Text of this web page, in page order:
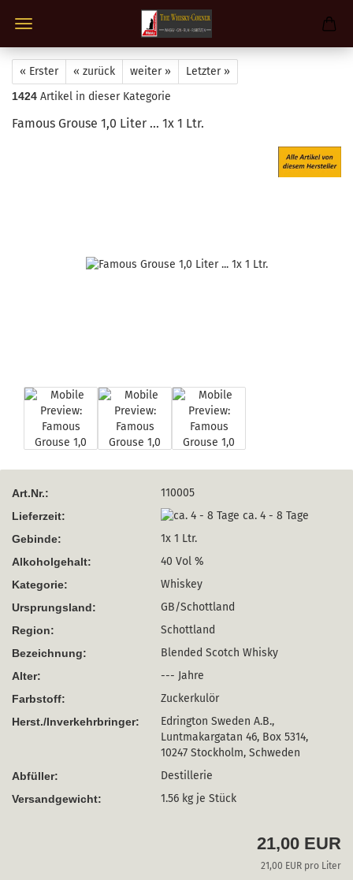
« Erster « zurück weiter » Letzter »
1424 Artikel in dieser Kategorie
Famous Grouse 1,0 Liter ... 1x 1 Ltr.
Art.Nr.: 110005
Lieferzeit: ca. 4 - 8 Tage
Gebinde: 1x 1 Ltr.
Alkoholgehalt: 40 Vol %
Kategorie: Whiskey
Ursprungsland: GB/Schottland
Region: Schottland
Bezeichnung: Blended Scotch Whisky
Alter: --- Jahre
Farbstoff: Zuckerkulör
Herst./Inverkehrbringer:
Edrington Sweden A.B.,
Luntmakargatan 46, Box 5314,
10247 Stockholm, Schweden
Abfüller: Destillerie
Versandgewicht: 1.56 kg je Stück
21,00 EUR
21,00 EUR pro Liter